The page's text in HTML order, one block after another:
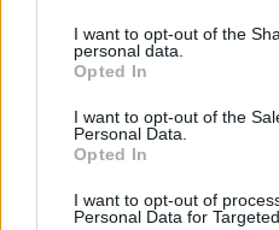
not limited to your visit or
grant or deny consent to
use your data for below
consent section.
I want to opt-out of the
personal data.
Opted In
I want to opt-out of the
Personal Data.
Opted In
I want to opt-out of
Personal Data for
2011. augusztus 10.
Szeles reggeleken jól jön
azért, hogy soron kívül
megfogja a szelet és
kabát.